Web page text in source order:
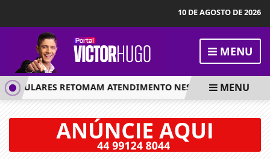
10 DE AGOSTO DE 2026
MENU
RETOMAM ATENDIMENTO NESTA QUARTA-FEIRA,
MENU